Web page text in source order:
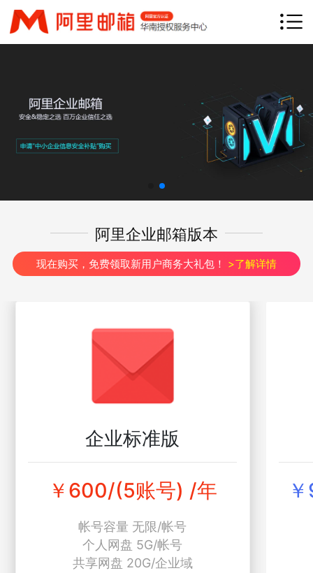
网站首页 产品优势
钉邮 客户案例
常见问题
立即咨询 免费试用
阿里企业邮箱版本
现在购买，免费领取新用户商务大礼包！ >了解详情
企业标准版
￥600/(5账号) /年
帐号容量 无限/帐号
个人网盘 5G/帐号
共享网盘 20G/企业域